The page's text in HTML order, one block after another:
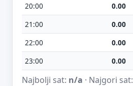
20:00
0.00
21:00
0.00
22:00
0.00
23:00
0.00
Najbolji sat: n/a · Najgori sat: